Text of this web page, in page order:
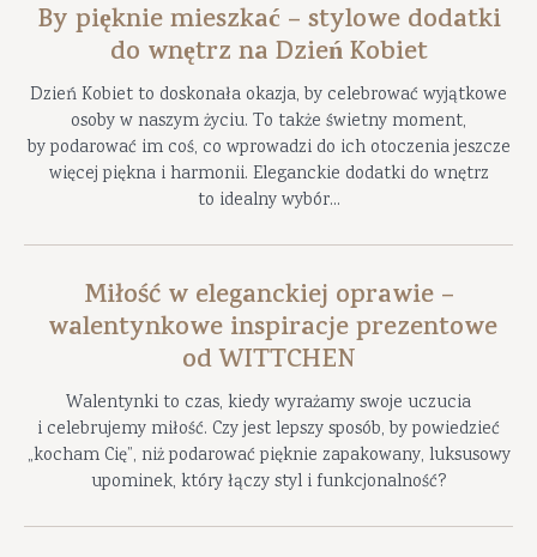
By pięknie mieszkać – stylowe dodatki
do wnętrz na Dzień Kobiet
Dzień Kobiet to doskonała okazja, by celebrować wyjątkowe
osoby w naszym życiu. To także świetny moment,
by podarować im coś, co wprowadzi do ich otoczenia jeszcze
więcej piękna i harmonii. Eleganckie dodatki do wnętrz
to idealny wybór...
Miłość w eleganckiej oprawie –
walentynkowe inspiracje prezentowe
od WITTCHEN
Walentynki to czas, kiedy wyrażamy swoje uczucia
i celebrujemy miłość. Czy jest lepszy sposób, by powiedzieć
„kocham Cię”, niż podarować pięknie zapakowany, luksusowy
upominek, który łączy styl i funkcjonalność?